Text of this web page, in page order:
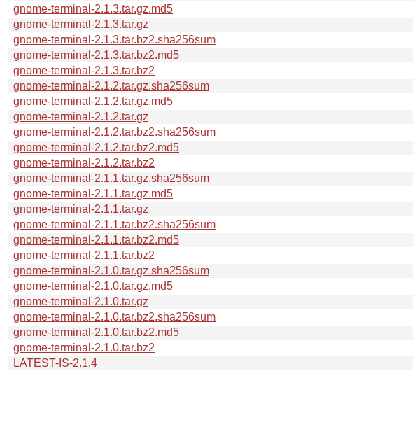
gnome-terminal-2.1.3.tar.gz.md5
gnome-terminal-2.1.3.tar.gz
gnome-terminal-2.1.3.tar.bz2.sha256sum
gnome-terminal-2.1.3.tar.bz2.md5
gnome-terminal-2.1.3.tar.bz2
gnome-terminal-2.1.2.tar.gz.sha256sum
gnome-terminal-2.1.2.tar.gz.md5
gnome-terminal-2.1.2.tar.gz
gnome-terminal-2.1.2.tar.bz2.sha256sum
gnome-terminal-2.1.2.tar.bz2.md5
gnome-terminal-2.1.2.tar.bz2
gnome-terminal-2.1.1.tar.gz.sha256sum
gnome-terminal-2.1.1.tar.gz.md5
gnome-terminal-2.1.1.tar.gz
gnome-terminal-2.1.1.tar.bz2.sha256sum
gnome-terminal-2.1.1.tar.bz2.md5
gnome-terminal-2.1.1.tar.bz2
gnome-terminal-2.1.0.tar.gz.sha256sum
gnome-terminal-2.1.0.tar.gz.md5
gnome-terminal-2.1.0.tar.gz
gnome-terminal-2.1.0.tar.bz2.sha256sum
gnome-terminal-2.1.0.tar.bz2.md5
gnome-terminal-2.1.0.tar.bz2
LATEST-IS-2.1.4